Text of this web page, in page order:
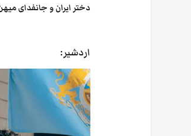
دختر ایران و جانفدای
اردشیر: